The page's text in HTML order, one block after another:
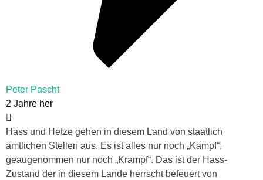
Peter Pascht
2 Jahre her
Hass und Hetze gehen in diesem Land von staatlich
amtlichen Stellen aus. Es ist alles nur noch „Kampf“,
geaugenommen nur noch „Krampf“. Das ist der Hass-
Zustand der in diesem Lande herrscht befeuert von